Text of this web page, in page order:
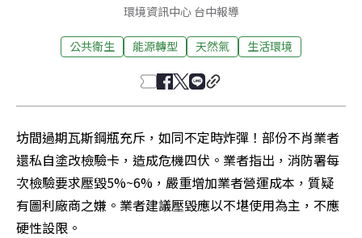
環境資訊中心 台中報導
公共衛生 能源轉型 天然氣 生活環境
坊間過期瓦斯鋼瓶充斥，如同不定時炸彈！部份不肖業者
還私自塗改檢驗卡，造成危機四伏。業者指出，消防署每
次檢驗要求壓毀5%~6%，嚴重增加業者營運成本，質疑
有圖利廠商之嫌。業者建議壓毀應以不堪使用為主，不應
硬性設限。